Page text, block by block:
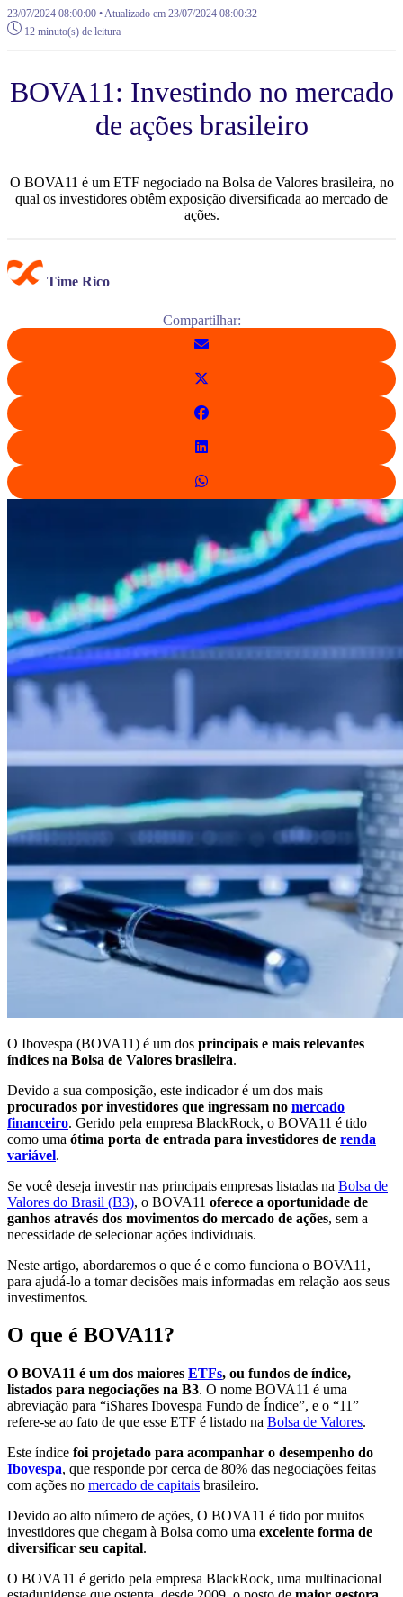
23/07/2024 08:00:00 • Atualizado em 23/07/2024 08:00:32
12 minuto(s) de leitura
BOVA11: Investindo no mercado
de ações brasileiro
O BOVA11 é um ETF negociado na Bolsa de Valores brasileira, no
qual os investidores obtêm exposição diversificada ao mercado de
ações.
Time Rico
Compartilhar:
O Ibovespa (BOVA11) é um dos principais e mais relevantes
índices na Bolsa de Valores brasileira.
Devido a sua composição, este indicador é um dos mais
procurados por investidores que ingressam no mercado
financeiro. Gerido pela empresa BlackRock, o BOVA11 é tido
como uma ótima porta de entrada para investidores de renda
variável.
Se você deseja investir nas principais empresas listadas na Bolsa de
Valores do Brasil (B3), o BOVA11 oferece a oportunidade de
ganhos através dos movimentos do mercado de ações, sem a
necessidade de selecionar ações individuais.
Neste artigo, abordaremos o que é e como funciona o BOVA11,
para ajudá-lo a tomar decisões mais informadas em relação aos seus
investimentos.
O que é BOVA11?
O BOVA11 é um dos maiores ETFs, ou fundos de índice,
listados para negociações na B3. O nome BOVA11 é uma
abreviação para “iShares Ibovespa Fundo de Índice”, e o “11”
refere-se ao fato de que esse ETF é listado na Bolsa de Valores.
Este índice foi projetado para acompanhar o desempenho do
Ibovespa, que responde por cerca de 80% das negociações feitas
com ações no mercado de capitais brasileiro.
Devido ao alto número de ações, O BOVA11 é tido por muitos
investidores que chegam à Bolsa como uma excelente forma de
diversificar seu capital.
O BOVA11 é gerido pela empresa BlackRock, uma multinacional